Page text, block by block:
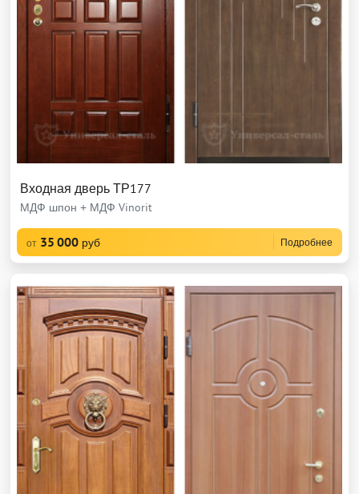
Входная дверь ТР177
МДФ шпон + МДФ Vinorit
от 35 000 руб Подробнее